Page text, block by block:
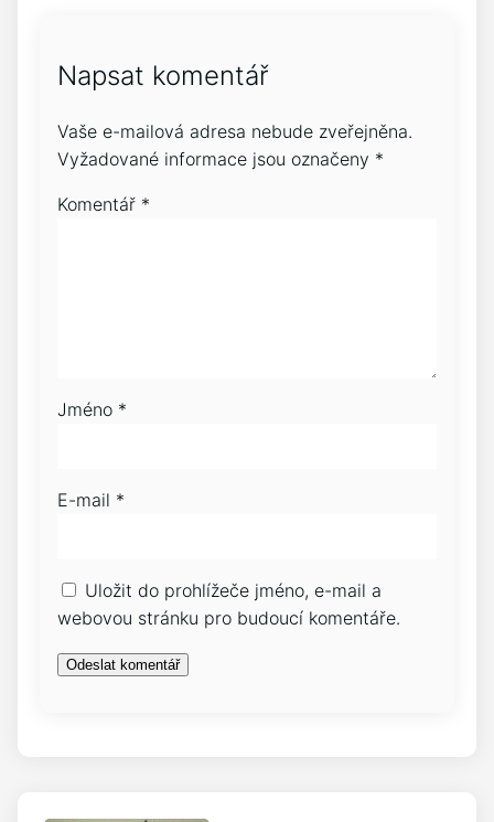
Napsat komentář
Vaše e-mailová adresa nebude zveřejněna.
Vyžadované informace jsou označeny *
Komentář *
Jméno *
E-mail *
Uložit do prohlížeče jméno, e-mail a
webovou stránku pro budoucí komentáře.